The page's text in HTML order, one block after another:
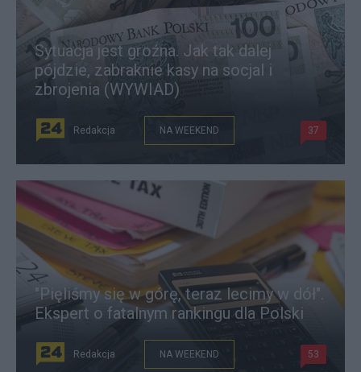
Sytuacja jest groźna. Jak tak dalej
pójdzie, zabraknie kasy na socjal i
zbrojenia (WYWIAD)
Redakcja NA WEEKEND 37
"Pięliśmy się w górę, teraz lecimy w dół".
Ekspert o fatalnym rankingu dla Polski
Redakcja NA WEEKEND 53